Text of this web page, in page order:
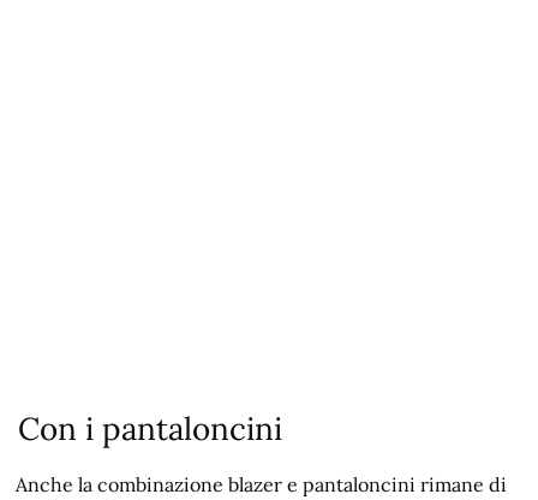
Con i pantaloncini
Anche la combinazione blazer e pantaloncini rimane di